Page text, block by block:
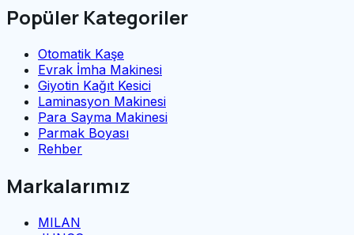
Popüler Kategoriler
Otomatik Kaşe
Evrak İmha Makinesi
Giyotin Kağıt Kesici
Laminasyon Makinesi
Para Sayma Makinesi
Parmak Boyası
Rehber
Markalarımız
MILAN